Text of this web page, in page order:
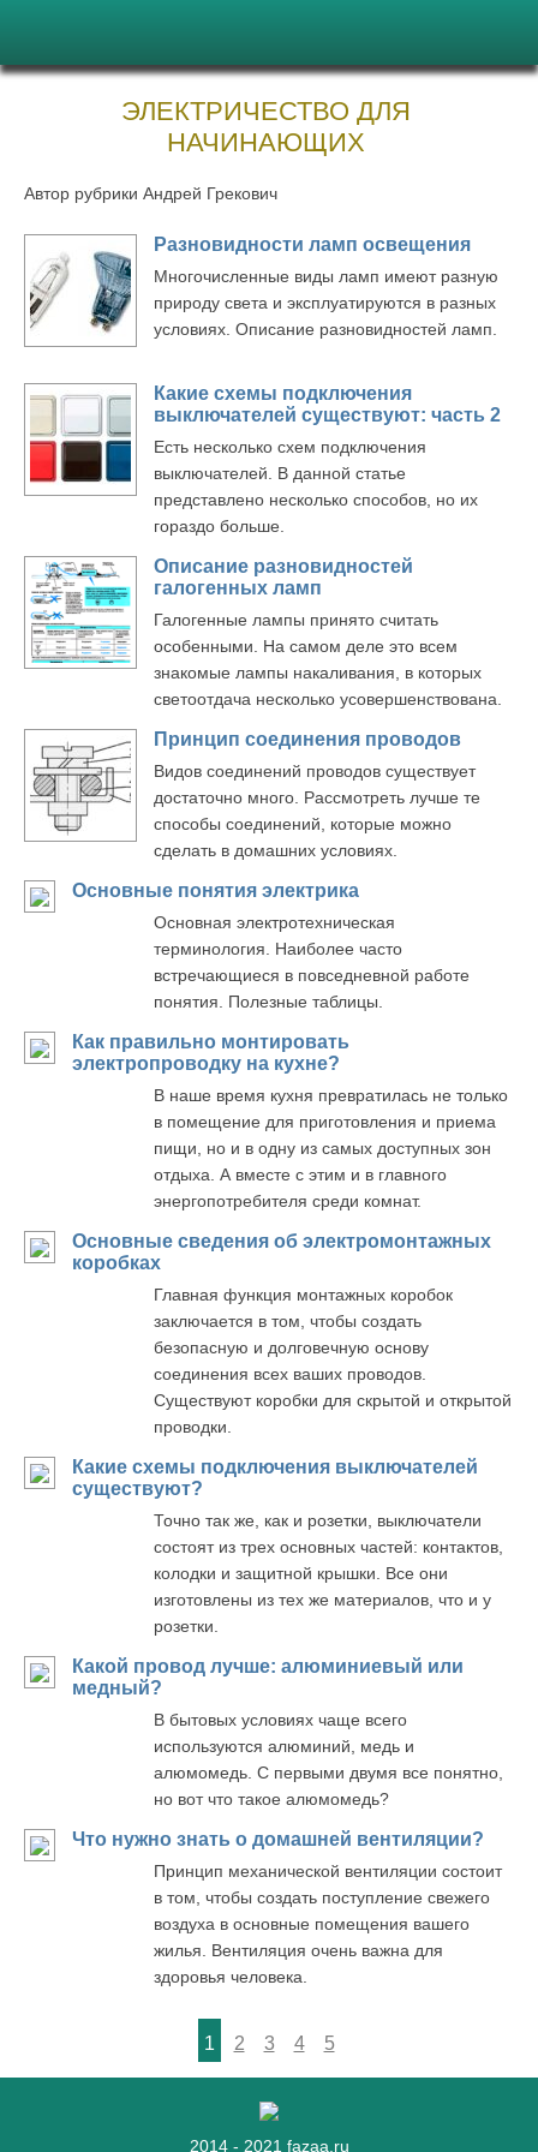
ЭЛЕКТРИЧЕСТВО ДЛЯ
НАЧИНАЮЩИХ
Автор рубрики Андрей Грекович
Разновидности ламп освещения
Многочисленные виды ламп имеют разную
природу света и эксплуатируются в разных
условиях. Описание разновидностей ламп.
Какие схемы подключения
выключателей существуют: часть 2
Есть несколько схем подключения
выключателей. В данной статье
представлено несколько способов, но их
гораздо больше.
Описание разновидностей
галогенных ламп
Галогенные лампы принято считать
особенными. На самом деле это всем
знакомые лампы накаливания, в которых
светоотдача несколько усовершенствована.
Принцип соединения проводов
Видов соединений проводов существует
достаточно много. Рассмотреть лучше те
способы соединений, которые можно
сделать в домашних условиях.
Основные понятия электрика
Основная электротехническая
терминология. Наиболее часто
встречающиеся в повседневной работе
понятия. Полезные таблицы.
Как правильно монтировать
электропроводку на кухне?
В наше время кухня превратилась не только
в помещение для приготовления и приема
пищи, но и в одну из самых доступных зон
отдыха. А вместе с этим и в главного
энергопотребителя среди комнат.
Основные сведения об электромонтажных
коробках
Главная функция монтажных коробок
заключается в том, чтобы создать
безопасную и долговечную основу
соединения всех ваших проводов.
Существуют коробки для скрытой и открытой
проводки.
Какие схемы подключения выключателей
существуют?
Точно так же, как и розетки, выключатели
состоят из трех основных частей: контактов,
колодки и защитной крышки. Все они
изготовлены из тех же материалов, что и у
розетки.
Какой провод лучше: алюминиевый или
медный?
В бытовых условиях чаще всего
используются алюминий, медь и
алюмомедь. С первыми двумя все понятно,
но вот что такое алюмомедь?
Что нужно знать о домашней вентиляции?
Принцип механической вентиляции состоит
в том, чтобы создать поступление свежего
воздуха в основные помещения вашего
жилья. Вентиляция очень важна для
здоровья человека.
1 2 3 4 5
2014 - 2021 fazaa.ru